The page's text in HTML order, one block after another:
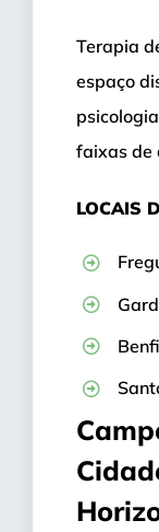
Terapia
espaço
faixas de
LOCAIS